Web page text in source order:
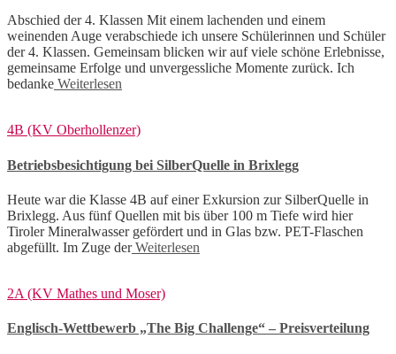
Abschied der 4. Klassen Mit einem lachenden und einem
weinenden Auge verabschiede ich unsere Schülerinnen und Schüler
der 4. Klassen. Gemeinsam blicken wir auf viele schöne Erlebnisse,
gemeinsame Erfolge und unvergessliche Momente zurück. Ich
bedanke Weiterlesen
4B (KV Oberhollenzer)
Betriebsbesichtigung bei SilberQuelle in Brixlegg
Heute war die Klasse 4B auf einer Exkursion zur SilberQuelle in
Brixlegg. Aus fünf Quellen mit bis über 100 m Tiefe wird hier
Tiroler Mineralwasser gefördert und in Glas bzw. PET-Flaschen
abgefüllt. Im Zuge derWeiterlesen
2A (KV Mathes und Moser)
Englisch-Wettbewerb „The Big Challenge“ – Preisverteilung